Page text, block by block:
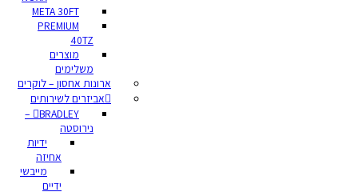
META 30FT
PREMIUM
40TZ
מוצרים
משלימים
ארונות אחסון – לוקרים
אביזרים לשירותים
BRADLEY –
נירוסטה
ידיות
אחיזה
מייבשי
ידיים